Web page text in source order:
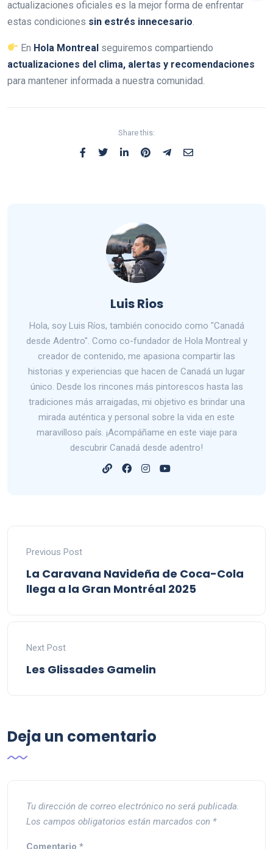
actualizaciones oficiales es la mejor forma de enfrentar
estas condiciones sin estrés innecesario.
En Hola Montreal seguiremos compartiendo
actualizaciones del clima, alertas y recomendaciones
para mantener informada a nuestra comunidad.
Share this:
Luis Rios
Hola, soy Luis Ríos, también conocido como "Canadá
desde Adentro". Como co-fundador de Hola Montreal y
creador de contenido, me apasiona compartir las
historias y experiencias que hacen de Canadá un lugar
único. Desde los rincones más pintorescos hasta las
tradiciones más arraigadas, mi objetivo es brindar una
mirada auténtica y personal sobre la vida en este
maravilloso país. ¡Acompáñame en este viaje para
descubrir Canadá desde adentro!
Previous Post
La Caravana Navideña de Coca-Cola
llega a la Gran Montréal 2025
Next Post
Les Glissades Gamelin
Deja un comentario
Tu dirección de correo electrónico no será publicada.
Los campos obligatorios están marcados con *
Comentario *